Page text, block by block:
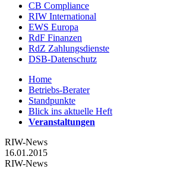
CB Compliance
RIW International
EWS Europa
RdF Finanzen
RdZ Zahlungsdienste
DSB-Datenschutz
Home
Betriebs-Berater
Standpunkte
Blick ins aktuelle Heft
Veranstaltungen
RIW-News
16.01.2015
RIW-News